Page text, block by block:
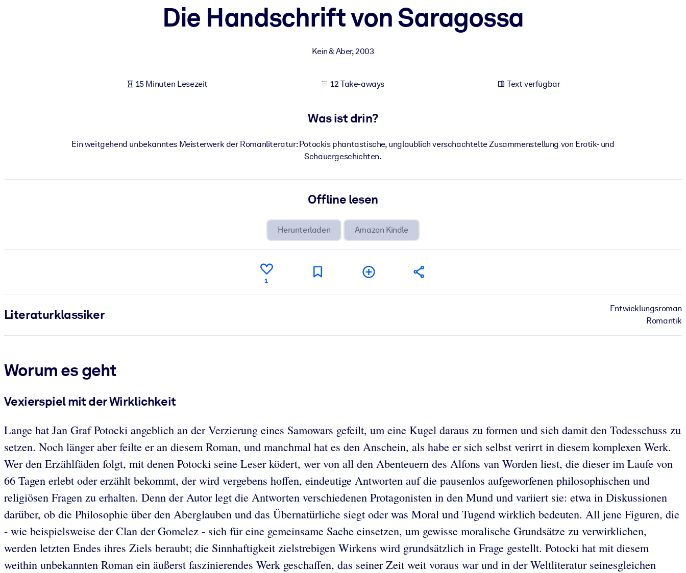
Die Handschrift von Saragossa
Kein & Aber,2003
15 Minuten Lesezeit 12 Take-aways Text verfügbar
Was ist drin?
Ein weitgehend unbekanntes Meisterwerk der Romanliteratur: Potockis phantastische, unglaublich verschachtelte Zusammenstellung von Erotik- und
Schauergeschichten.
Offline lesen
Herunterladen Amazon Kindle
1
Literatur­klassiker
Entwicklungsroman
Romantik
Worum es geht
Vexierspiel mit der Wirklichkeit
Lange hat Jan Graf Potocki angeblich an der Verzierung eines Samowars gefeilt, um eine Kugel daraus zu formen und sich damit den Todesschuss zu
setzen. Noch länger aber feilte er an diesem Roman, und manchmal hat es den Anschein, als habe er sich selbst verirrt in diesem komplexen Werk.
Wer den Erzählfäden folgt, mit denen Potocki seine Leser ködert, wer von all den Abenteuern des Alfons van Worden liest, die dieser im Laufe von
66 Tagen erlebt oder erzählt bekommt, der wird vergebens hoffen, eindeutige Antworten auf die pausenlos aufgeworfenen philosophischen und
religiösen Fragen zu erhalten. Denn der Autor legt die Antworten verschiedenen Protagonisten in den Mund und variiert sie: etwa in Diskussionen
darüber, ob die Philosophie über den Aberglauben und das Übernatürliche siegt oder was Moral und Tugend wirklich bedeuten. All jene Figuren, die
- wie beispielsweise der Clan der Gomelez - sich für eine gemeinsame Sache einsetzen, um gewisse moralische Grundsätze zu verwirklichen,
werden letzten Endes ihres Ziels beraubt; die Sinnhaftigkeit zielstrebigen Wirkens wird grundsätzlich in Frage gestellt. Potocki hat mit diesem
weithin unbekannten Roman ein äußerst faszinierendes Werk geschaffen, das seiner Zeit weit voraus war und in der Weltliteratur seinesgleichen